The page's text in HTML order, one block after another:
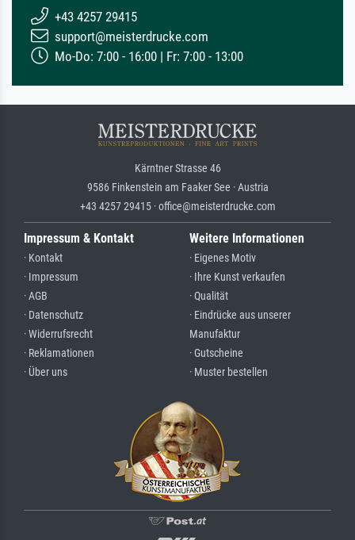
+43 4257 29415
support@meisterdrucke.com
Mo-Do: 7:00 - 16:00 | Fr: 7:00 - 13:00
Kärntner Strasse 46
9586 Finkenstein am Faaker See · Austria
+43 4257 29415 · office@meisterdrucke.com
Impressum & Kontakt
· Kontakt
· Impressum
· AGB
· Datenschutz
· Widerrufsrecht
· Reklamationen
· Über uns
Weitere Informationen
· Eigenes Motiv
· Ihre Kunst verkaufen
· Qualität
· Eindrücke aus unserer
Manufaktur
· Gutscheine
· Muster bestellen